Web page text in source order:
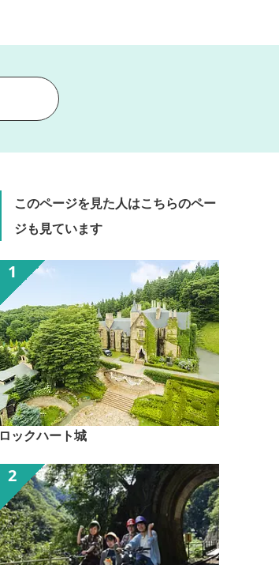
このページを見た人はこちらのペー
ジも見ています
ロックハート城